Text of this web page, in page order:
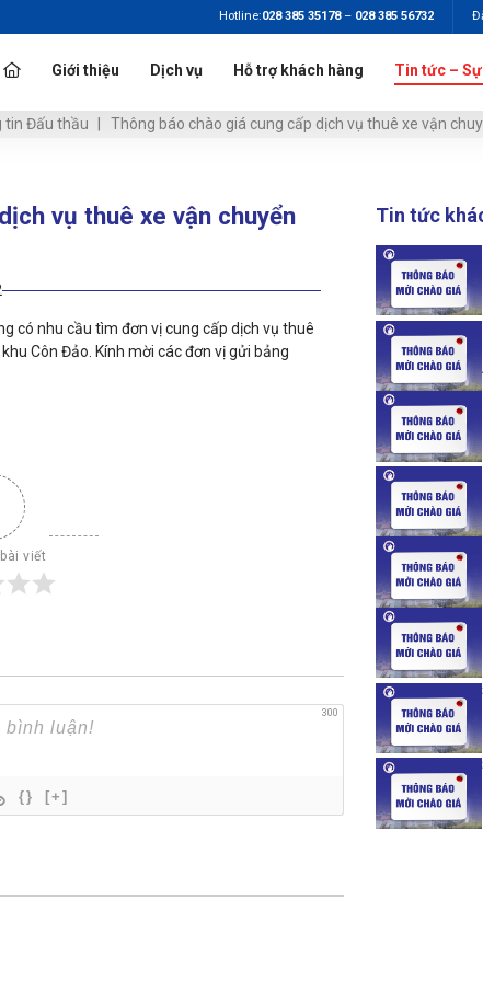
Hotline:028 385 35178– 028 385 56732
Giới thiệu Dịch vụ Hỗ trợ khách hàng Tin tức –
tin Đấu thầu Thông báo chào giá cung cấp dịch vụ thuê xe vận
vụ thuê xe vận chuyển
có nhu cầu tìm đơn vị cung cấp dịch vụ thuê
Côn Đảo. Kính mời các đơn vị gửi bảng
viết
300
{} [+]
Tin tức